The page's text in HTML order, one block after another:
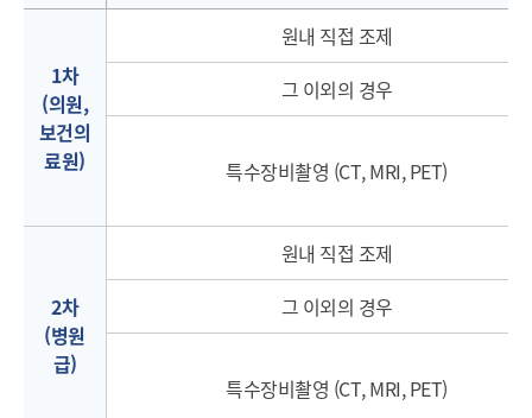
열기
열기
열기
열기
열기
열기
1차
(의원,
보건의
료원)
원내 직접 조제
그 이외의 경우
특수장비촬영 (CT, MRI, PET)
2차
(병원
급)
원내 직접 조제
그 이외의 경우
특수장비촬영 (CT, MRI, PET)